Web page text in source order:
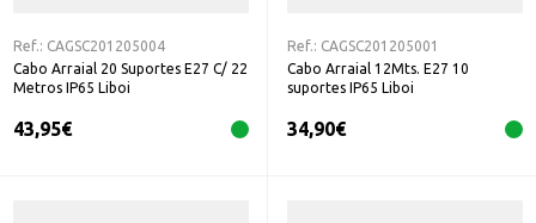
Ref.: CAGSC201205004
Cabo Arraial 20 Suportes E27 C/ 22
Metros IP65 Liboi
43,95€
Ref.: CAGSC201205001
Cabo Arraial 12Mts. E27 10
suportes IP65 Liboi
34,90€